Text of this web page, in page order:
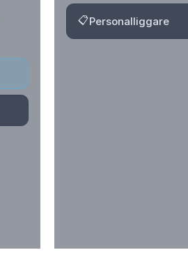
📋Personalliggare